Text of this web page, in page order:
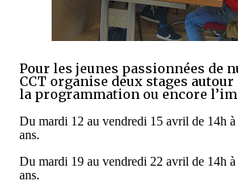
Pour les jeunes passionnées de
CCT organise deux stages
la programmation ou encore
Du mardi 12 au vendredi 15 avril de 14h
ans.
Du mardi 19 au vendredi 22 avril de 14h
ans.